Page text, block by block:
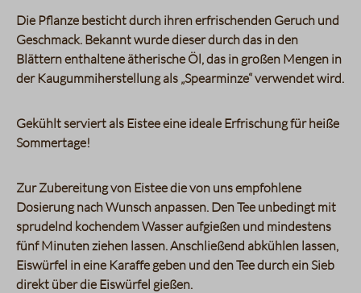
Die Pflanze besticht durch ihren erfrischenden Geruch und
Geschmack. Bekannt wurde dieser durch das in den
Blättern enthaltene ätherische Öl, das in großen Mengen in
der Kaugummiherstellung als „Spearminze“ verwendet wird.
Gekühlt serviert als Eistee eine ideale Erfrischung für heiße
Sommertage!
Zur Zubereitung von Eistee die von uns empfohlene
Dosierung nach Wunsch anpassen. Den Tee unbedingt mit
sprudelnd kochendem Wasser aufgießen und mindestens
fünf Minuten ziehen lassen. Anschließend abkühlen lassen,
Eiswürfel in eine Karaffe geben und den Tee durch ein Sieb
direkt über die Eiswürfel gießen.